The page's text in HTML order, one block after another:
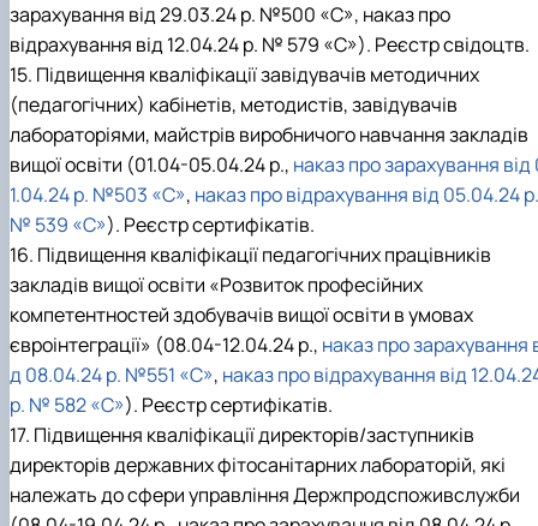
зарахування від 29.03.24 р. №500 «С», наказ про
відрахування від 12.04.24 р. № 579 «С»). Реєстр свідоцтв.
15. Підвищення кваліфікації завідувачів методичних
(педагогічних) кабінетів, методистів, завідувачів
лабораторіями, майстрів виробничого навчання закладів
вищої освіти (01.04-05.04.24 р., наказ про зарахування від
1.04.24 р. №503 «С», наказ про відрахування від 05.04.24 р.
№ 539 «С»). Реєстр сертифікатів.
16. Підвищення кваліфікації педагогічних працівників
закладів вищої освіти «Розвиток професійних
компетентностей здобувачів вищої освіти в умовах
євроінтеграції» (08.04-12.04.24 р., наказ про зарахування
д 08.04.24 р. №551 «С», наказ про відрахування від
р. № 582 «С»). Реєстр сертифікатів.
17. Підвищення кваліфікації директорів/заступників
директорів державних фітосанітарних лабораторій, які
належать до сфери управління Держпродспоживслужби